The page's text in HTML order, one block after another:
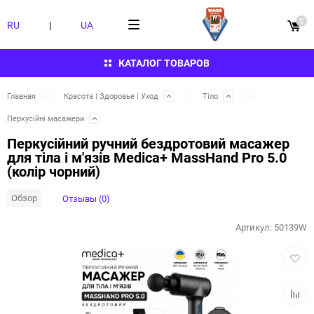
КАТАЛОГ ТОВАРОВ
RU | UA 0
Главная Красота | Здоровье | Уход Тіло
Перкусійні масажери
Перкусійний ручний бездротовий масажер
для тіла і м'язів Medica+ MassHand Pro 5.0
(колір чорний)
Обзор Отзывы (0)
Артикул: 50139W